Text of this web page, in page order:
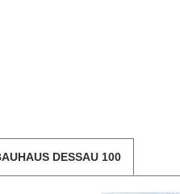
DESSAU 100